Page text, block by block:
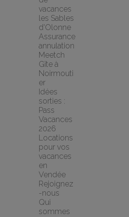
vacances
les Sables
d'Olonne
Assurance
annulation
Meetch
Gîte à
Noirmouti
er
Idées
sorties :
Pass
Vacances
2026
Locations
pour vos
vacances
en
Vendée
Rejoignez
-nous
Qui
sommes